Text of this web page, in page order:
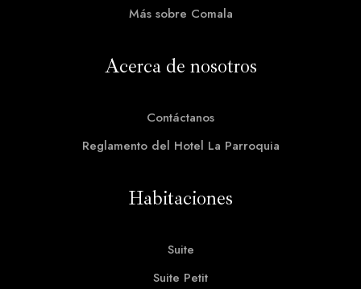
Más sobre Comala
Acerca de nosotros
Contáctanos
Reglamento del Hotel La Parroquia
Habitaciones​
Suite
Suite Petit